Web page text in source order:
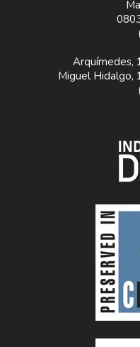
Arquímedes,
Miguel Hidalgo,